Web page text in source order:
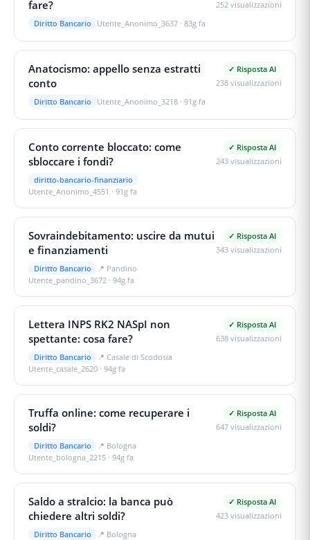
fare?
Diritto Bancario Utente_Anonimo_3637 · 83g fa
252 visualizzazioni
Anatocismo: appello senza estratti
conto
Diritto Bancario Utente_Anonimo_3218 · 91g fa
✓ Risposta AI
238 visualizzazioni
Conto corrente bloccato: come
sbloccare i fondi?
diritto-bancario-finanziario
Utente_Anonimo_4551 · 91g fa
✓ Risposta AI
243 visualizzazioni
Sovraindebitamento: uscire da mutui
e finanziamenti
Diritto Bancario 📍 Pandino
Utente_pandino_3672 · 94g fa
✓ Risposta AI
343 visualizzazioni
Lettera INPS RK2 NASpI non
spettante: cosa fare?
Diritto Bancario 📍 Casale di Scodosia
Utente_casale_2620 · 94g fa
✓ Risposta AI
638 visualizzazioni
Truffa online: come recuperare i
soldi?
Diritto Bancario 📍 Bologna
Utente_bologna_2215 · 94g fa
✓ Risposta AI
647 visualizzazioni
Saldo a stralcio: la banca può
chiedere altri soldi?
Diritto Bancario 📍 Bologna
✓ Risposta AI
423 visualizzazioni